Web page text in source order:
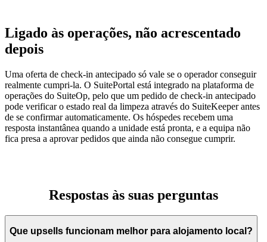
Ligado às operações, não acrescentado
depois
Uma oferta de check-in antecipado só vale se o operador conseguir
realmente cumpri-la. O SuitePortal está integrado na plataforma de
operações do SuiteOp, pelo que um pedido de check-in antecipado
pode verificar o estado real da limpeza através do SuiteKeeper antes
de se confirmar automaticamente. Os hóspedes recebem uma
resposta instantânea quando a unidade está pronta, e a equipa não
fica presa a aprovar pedidos que ainda não consegue cumprir.
Respostas às suas perguntas
Que upsells funcionam melhor para alojamento local?